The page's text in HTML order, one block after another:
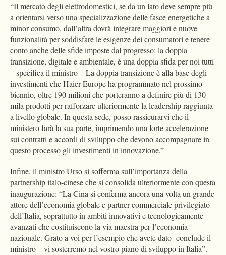
“Il mercato degli elettrodomestici, se da un lato deve sempre più
a orientarsi verso una specializzazione delle fasce energetiche a
minor consumo, dall’altra dovrà integrare maggiori e nuove
funzionalità per soddisfare le esigenze dei consumatori e tenere
conto anche delle sfide imposte dal progresso: la doppia
transizione, digitale e ambientale, è una doppia sfida per noi tutti
– specifica il ministro – La doppia transizione è alla base degli
investimenti che Haier Europe ha programmato nel prossimo
biennio, oltre 190 milioni che porteranno a definire più di 130
mila prodotti per rafforzare ulteriormente la leadership raggiunta
a livello globale. In questa sede, posso rassicurarvi che il
ministero farà la sua parte, imprimendo una forte accelerazione
sui contratti e accordi di sviluppo che devono accompagnare in
questo processo gli investimenti in innovazione.”
Infine, il ministro Urso si sofferma sull’importanza della
partnership italo-cinese che si consolida ulteriormente con questa
inaugurazione: “La Cina si conferma ancora una volta un grande
attore dell’economia globale e partner commerciale privilegiato
dell’Italia, soprattutto in ambiti innovativi e tecnologicamente
avanzati che costituiscono la via maestra per l’economia
nazionale. Grato a voi per l’esempio che avete dato -conclude il
ministro – vi sosterremo nel vostro piano di sviluppo in Italia”.